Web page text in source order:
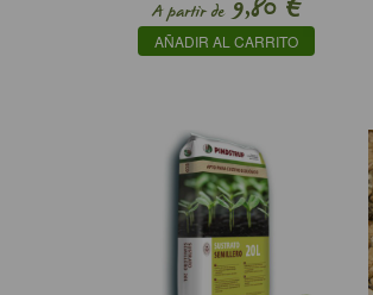
A partir de9,80€
AÑADIR AL CARRITO